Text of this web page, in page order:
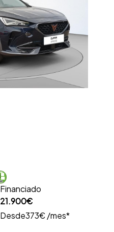
Financiado
21.900€
Desde373€ /mes*